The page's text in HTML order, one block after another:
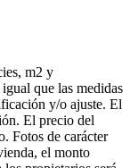
m2 y
que las medidas
y/o ajuste. El
El precio del
Fotos de carácter
el monto